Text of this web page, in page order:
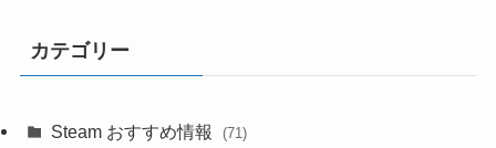
カテゴリー
Steam おすすめ情報 (71)